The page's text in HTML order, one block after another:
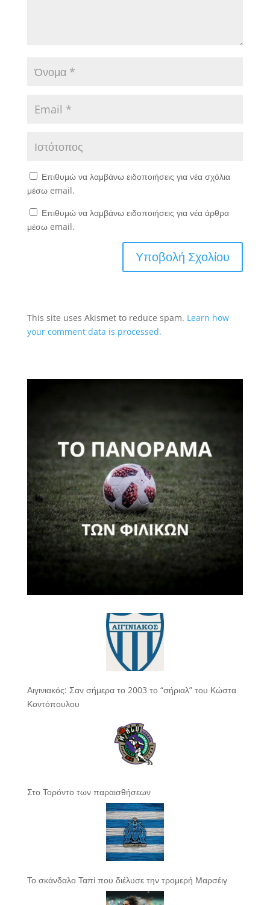
Επιθυμώ να λαμβάνω ειδοποιήσεις για νέα σχόλια
μέσω email.
Επιθυμώ να λαμβάνω ειδοποιήσεις για νέα άρθρα
μέσω email.
This site uses Akismet to reduce spam. Learn how
your comment data is processed.
Αιγινιακός: Σαν σήμερα το 2003 το “σήριαλ” του Κώστα
Κοντόπουλου
Στο Τορόντο των παραισθήσεων
Το σκάνδαλο Ταπί που διέλυσε την τρομερή Μαρσέιγ